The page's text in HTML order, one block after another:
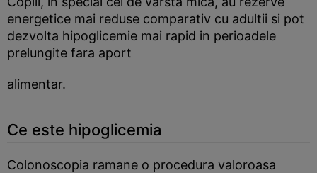
energetice mai reduse comparativ cu adultii si pot
dezvolta hipoglicemie mai rapid in perioadele
prelungite fara aport
alimentar.
Ce este hipoglicemia
Colonoscopia ramane o procedura valoroasa